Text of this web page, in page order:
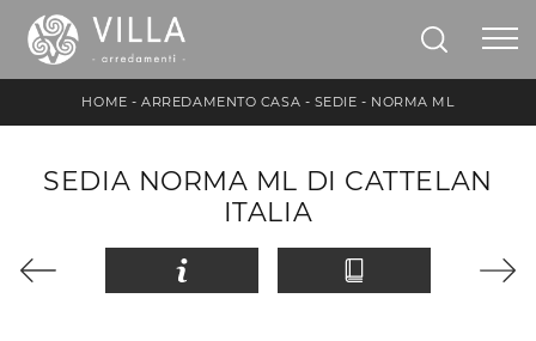
HOME -ARREDAMENTO CASA - SEDIE - NORMA ML
SEDIA NORMA ML DI CATTELAN
ITALIA